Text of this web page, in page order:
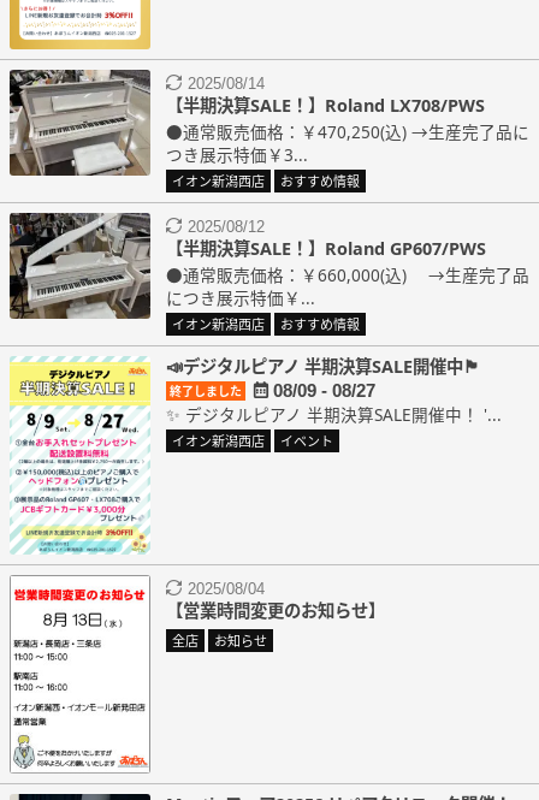
2025/08/14
【半期決算SALE！】Roland LX708/PWS
●通常販売価格：￥470,250(込) →生産完了品に
つき展示特価￥3...
イオン新潟西店 おすすめ情報
2025/08/12
【半期決算SALE！】Roland GP607/PWS
●通常販売価格：￥660,000(込) →生産完了品
につき展示特価￥...
イオン新潟西店 おすすめ情報
📣デジタルピアノ 半期決算SALE開催中🏴
終了しました 08/09 - 08/27
✨ デジタルピアノ 半期決算SALE開催中！ '...
イオン新潟西店 イベント
2025/08/04
【営業時間変更のお知らせ】
全店 お知らせ